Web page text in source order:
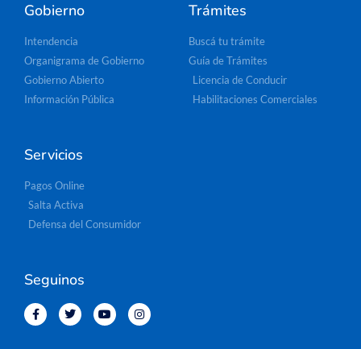
Gobierno
Intendencia
Organigrama de Gobierno
Gobierno Abierto
Información Pública
Trámites
Buscá tu trámite
Guía de Trámites
Licencia de Conducir
Habilitaciones Comerciales
Servicios
Pagos Online
Salta Activa
Defensa del Consumidor
Seguinos